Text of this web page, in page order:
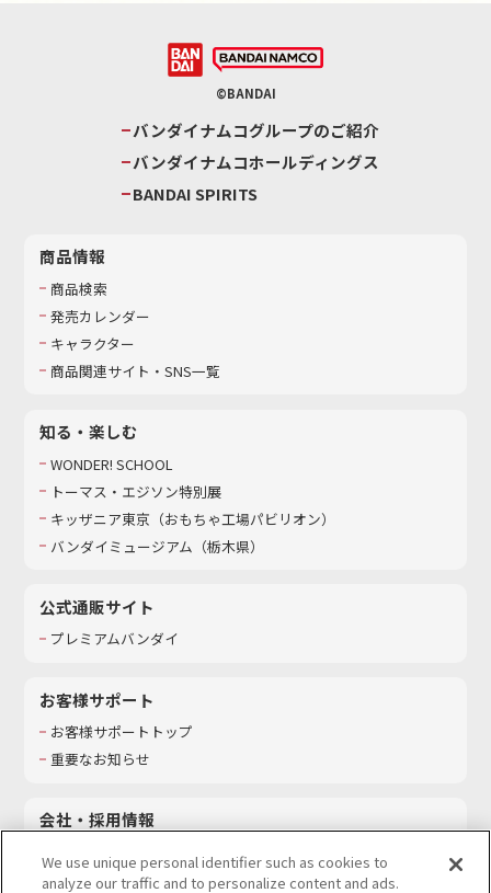
©BANDAI
バンダイナムコグループのご紹介
バンダイナムコホールディングス
BANDAI SPIRITS
商品情報
商品検索
発売カレンダー
キャラクター
商品関連サイト・SNS一覧
知る・楽しむ
WONDER! SCHOOL
トーマス・エジソン特別展
キッザニア東京（おもちゃ工場パビリオン）​
バンダイミュージアム（栃木県）
公式通販サイト
プレミアムバンダイ
お客様サポート
お客様サポートトップ
重要なお知らせ
会社・採用情報
採用情報
We use unique personal identifier such as cookies to
analyze our traffic and to personalize content and ads.